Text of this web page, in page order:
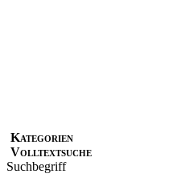
Kategorien
Volltextsuche
Suchbegriff